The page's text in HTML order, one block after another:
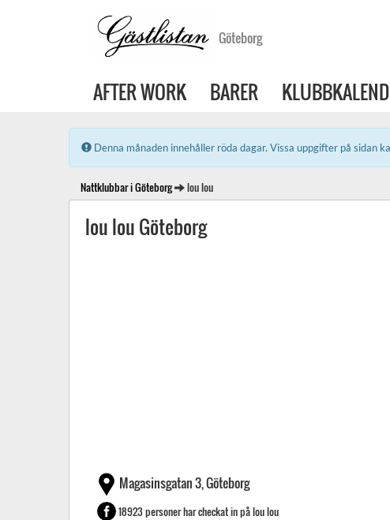
Göteborg
AFTER WORK BARER
Error:
Denna månaden innehåller röda dagar. Vissa uppgifter på sidan
Nattklubbar i Göteborg lou lou
lou lou Göteborg
Magasinsgatan 3, Göteborg
18923 personer har checkat in på lou lou